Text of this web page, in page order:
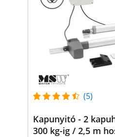
(5)
Kapunyitó - 2
300 kg-ig / 2,5 m